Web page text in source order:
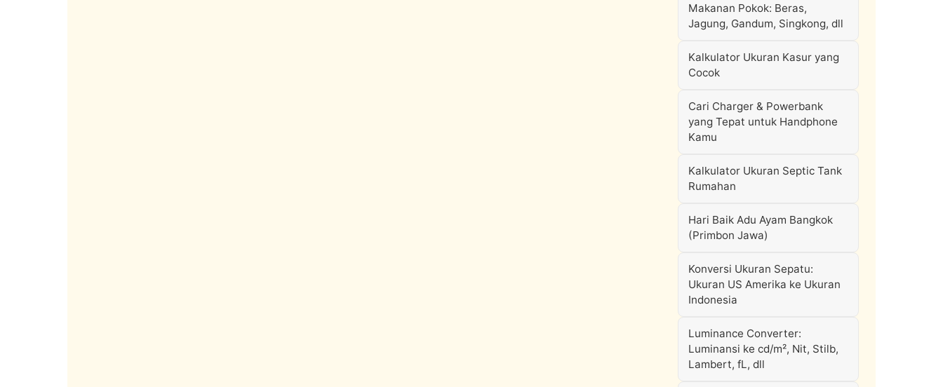
Makanan Pokok: Beras,
Jagung, Gandum, Singkong, dll
Kalkulator Ukuran Kasur yang
Cocok
Cari Charger & Powerbank
yang Tepat untuk Handphone
Kamu
Kalkulator Ukuran Septic Tank
Rumahan
Hari Baik Adu Ayam Bangkok
(Primbon Jawa)
Konversi Ukuran Sepatu:
Ukuran US Amerika ke Ukuran
Indonesia
Luminance Converter:
Luminansi ke cd/m², Nit, Stilb,
Lambert, fL, dll